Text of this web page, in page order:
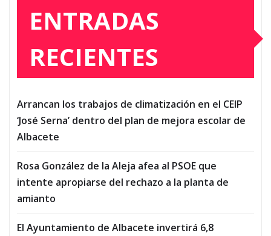
ENTRADAS
RECIENTES
Arrancan los trabajos de climatización en el CEIP
‘José Serna’ dentro del plan de mejora escolar de
Albacete
Rosa González de la Aleja afea al PSOE que
intente apropiarse del rechazo a la planta de
amianto
El Ayuntamiento de Albacete invertirá 6,8